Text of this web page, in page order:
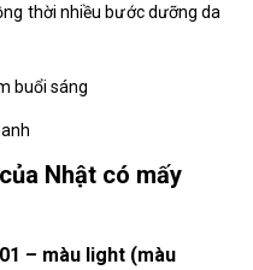
thời nhiều bước dưỡng da
buổi sáng
Nhật có mấy
– màu light (màu